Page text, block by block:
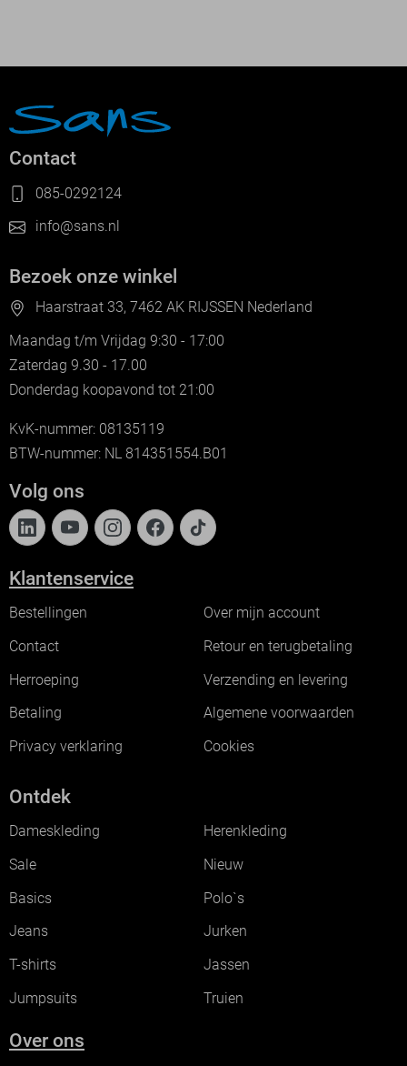
Contact
085-0292124
info@sans.nl
Bezoek onze winkel
Haarstraat 33, 7462 AK RIJSSEN Nederland
Maandag t/m Vrijdag 9:30 - 17:00
Zaterdag 9.30 - 17.00
Donderdag koopavond tot 21:00
KvK-nummer: 08135119
BTW-nummer: NL 814351554.B01
Volg ons
Klantenservice
Bestellingen
Over mijn account
Contact
Retour en terugbetaling
Herroeping
Verzending en levering
Betaling
Algemene voorwaarden
Privacy verklaring
Cookies
Ontdek
Dameskleding
Herenkleding
Sale
Nieuw
Basics
Polo`s
Jeans
Jurken
T-shirts
Jassen
Jumpsuits
Truien
Over ons